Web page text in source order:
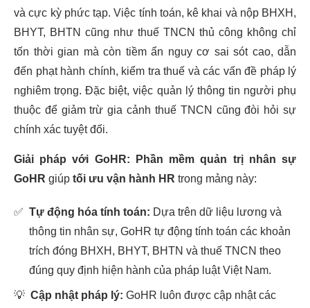
và cực kỳ phức tạp. Việc tính toán, kê khai và nộp BHXH,
BHYT, BHTN cũng như thuế TNCN thủ công không chỉ
tốn thời gian mà còn tiềm ẩn nguy cơ sai sót cao, dẫn
đến phạt hành chính, kiểm tra thuế và các vấn đề pháp lý
nghiêm trọng. Đặc biệt, việc quản lý thông tin người phụ
thuộc để giảm trừ gia cảnh thuế TNCN cũng đòi hỏi sự
chính xác tuyệt đối.
Giải pháp với GoHR:
Phần mềm quản trị nhân sự
GoHR giúp tối ưu vận hành HR trong mảng này:
✅ Tự động hóa tính toán: Dựa trên dữ liệu lương và
thông tin nhân sự, GoHR tự động tính toán các khoản
trích đóng BHXH, BHYT, BHTN và thuế TNCN theo
đúng quy định hiện hành của pháp luật Việt Nam.
💡 Cập nhật pháp lý: GoHR luôn được cập nhật các